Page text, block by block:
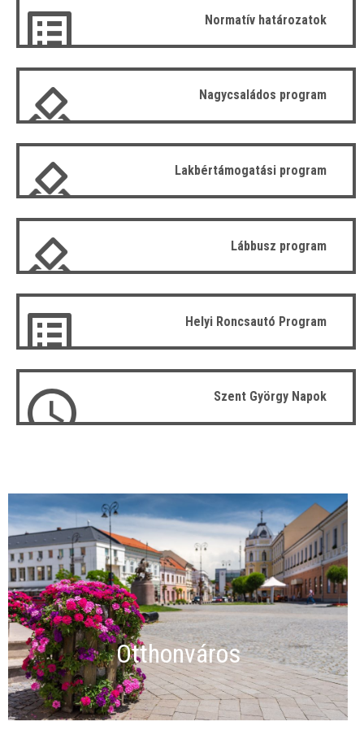
Normatív határozatok
Nagycsaládos program
Lakbértámogatási program
Lábbusz program
Helyi Roncsautó Program
Szent György Napok
Otthonváros